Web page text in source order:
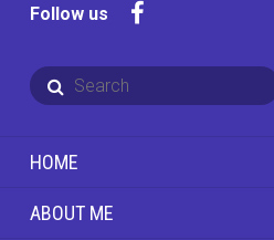
Follow us
HOME
ABOUT ME